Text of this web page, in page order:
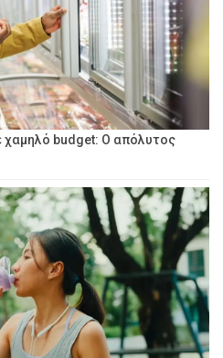
χαμηλό budget: Ο απόλυτος